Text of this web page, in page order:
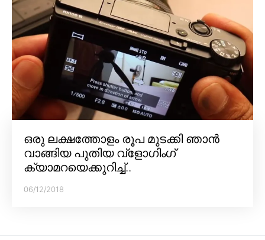
ഒരു ലക്ഷത്തോളം രൂപ മുടക്കി ഞാൻ
വാങ്ങിയ പുതിയ വ്‌ളോഗിംഗ്
ക്യാമറയെക്കുറിച്ച്..
06/12/2018